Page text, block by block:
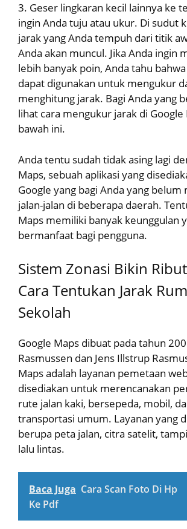
3. Geser lingkaran kecil lainnya ke
ingin Anda tuju atau ukur. Di sudut
jarak yang Anda tempuh dari titik
Anda akan muncul. Jika Anda ingin
lebih banyak poin, Anda tahu
dapat digunakan untuk mengukur
menghitung jarak. Bagi Anda yang
lihat cara mengukur jarak di Google
bawah ini.
Anda tentu sudah tidak asing lagi
Maps, sebuah aplikasi yang
Google yang bagi Anda yang belum
jalan-jalan di beberapa daerah.
Maps memiliki banyak keunggulan
bermanfaat bagi pengguna.
Sistem Zonasi Bikin
Cara Tentukan Jarak
Sekolah
Google Maps dibuat pada tahun
Rasmussen dan Jens Illstrup
Maps adalah layanan pemetaan
disediakan untuk merencanakan
rute jalan kaki, bersepeda, mobil,
transportasi umum. Layanan yang
berupa peta jalan, citra satelit,
lalu lintas.
Baca Juga Cara Scan Foto Di Hp
Ke Pdf